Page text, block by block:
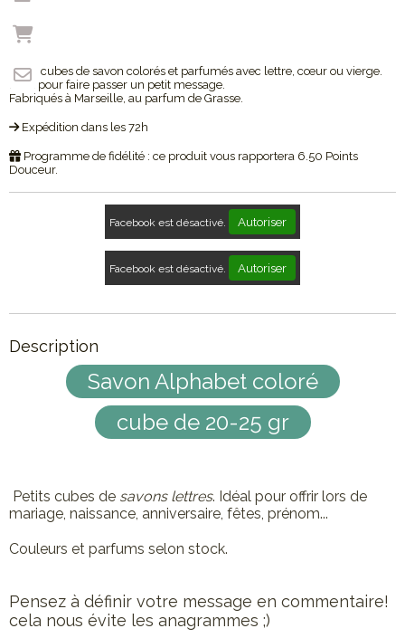
Petits cubes de savon colorés et parfumés avec lettre, cœur ou vierge.
Idéal pour faire passer un petit message.
Fabriqués à Marseille, au parfum de Grasse.
Expédition dans les 72h
Programme de fidélité : ce produit vous rapportera 6.50 Points
Douceur.
Facebook est désactivé. Autoriser
Facebook est désactivé. Autoriser
Description
Savon Alphabet coloré
cube de 20-25 gr
Petits cubes de savons lettres. Idéal pour offrir lors de
mariage, naissance, anniversaire, fêtes, prénom...
Couleurs et parfums selon stock.
Pensez à définir votre message en commentaire!
cela nous évite les anagrammes ;)